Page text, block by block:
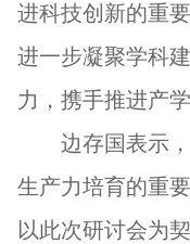
进科技创新的重
进一步凝聚学科
力，携手推进产
边存国表示
生产力培育的重
以此次研讨会为